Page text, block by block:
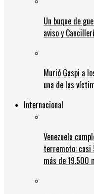
Un buque de
aviso y
Murió Gaspi a
una de las
Internacional
Venezuela
terremoto: casi
más de 19.500